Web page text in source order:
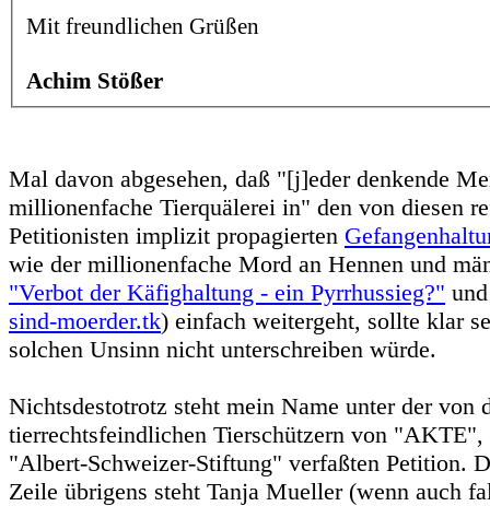
Mit freundlichen Grüßen
Achim Stößer
Mal davon abgesehen, daß "[j]eder denkende
millionenfache Tierquälerei in" den von diesen
Petitionisten implizit propagierten
wie der millionenfache Mord an Hennen und
"Verbot der Käfighaltung - ein Pyrrhussieg?"
sind-moerder.tk) einfach weitergeht, sollte klar
solchen Unsinn nicht unterschreiben würde.
Nichtsdestotrotz steht mein Name unter der von
tierrechtsfeindlichen Tierschützern von
"Albert-Schweizer-Stiftung" verfaßten Petition.
Zeile übrigens steht Tanja Mueller (wenn auch